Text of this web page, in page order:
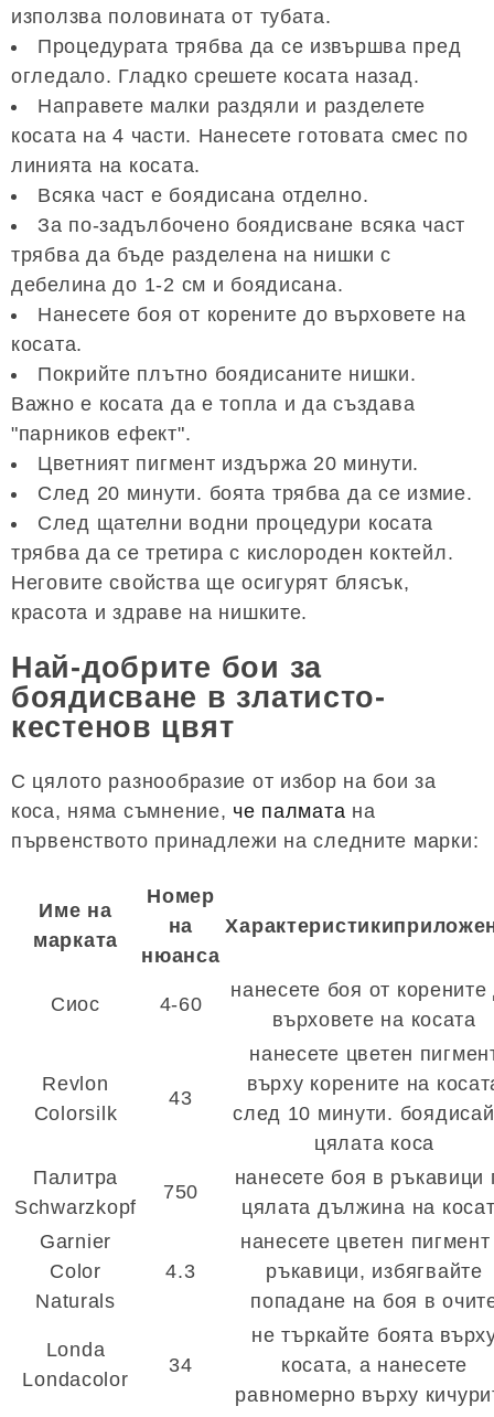
използва половината от тубата.
Процедурата трябва да се извършва пред
огледало. Гладко срешете косата назад.
Направете малки раздяли и разделете
косата на 4 части. Нанесете готовата смес по
линията на косата.
Всяка част е боядисана отделно.
За по-задълбочено боядисване всяка част
трябва да бъде разделена на нишки с
дебелина до 1-2 см и боядисана.
Нанесете боя от корените до върховете на
косата.
Покрийте плътно боядисаните нишки.
Важно е косата да е топла и да създава
"парников ефект".
Цветният пигмент издържа 20 минути.
След 20 минути. боята трябва да се измие.
След щателни водни процедури косата
трябва да се третира с кислороден коктейл.
Неговите свойства ще осигурят блясък,
красота и здраве на нишките.
Най-добрите бои за
боядисване в златисто-
кестенов цвят
С цялото разнообразие от избор на бои за
коса, няма съмнение, че палмата на
първенството принадлежи на следните марки:
Име на
марката
Номер
на
нюанса
Сиос 4-60
нанесете боя от корените
върховете на косата
Revlon
Colorsilk
43
нанесете цветен
върху корените на
след 10 минути.
цялата коса
Палитра
Schwarzkopf
750
нанесете боя в ръкавици
цялата дължина на
Garnier
Color
Naturals
4.3
нанесете цветен
ръкавици, избягвайте
попадане на боя в
Londa
Londacolor
34
не търкайте боята
косата, а нанесете
равномерно върху